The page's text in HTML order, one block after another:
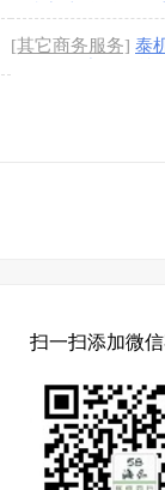
[其它商务服务] 泰
扫一扫添加微